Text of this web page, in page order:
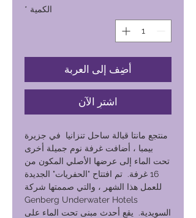
الكمية *
أضِف إلى العربة
اشترِ الآن
منتجع مانتا قبالة ساحل تنزانيا في جزيرة
بيمبا ، أضافت غرفة نوم جميلة أخرى
تحت الماء إلى عرضها الأصلي المكون من
16 غرفة. تم افتتاح "الحفريات" الجديدة
للعمل هذا الشهر ، والتي صممتها شركة
Genberg Underwater Hotels
السويدية. يقع أحدث مبنى تحت الماء على